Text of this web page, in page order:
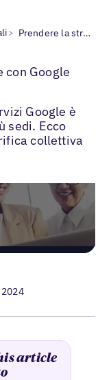
> Prendere la strada preferenziale con Google Bulk Verification
con Google
Google è
sedi. Ecco
collettiva
2024
article